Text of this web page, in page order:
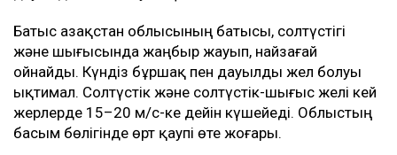
Батыс Қазақстан облысының батысы, солтүстігі
және шығысында жаңбыр жауып, найзағай
ойнайды. Күндіз бұршақ пен дауылды жел болуы
ықтимал. Солтүстік және солтүстік-шығыс желі кей
жерлерде 15–20 м/с-ке дейін күшейеді. Облыстың
басым бөлігінде өрт қаупі өте жоғары.